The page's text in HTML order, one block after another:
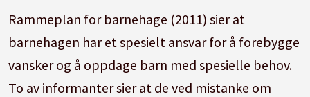
Rammeplan for barnehage (2011) sier at
barnehagen har et spesielt ansvar for å forebygge
vansker og å oppdage barn med spesielle behov.
To av informanter sier at de ved mistanke om